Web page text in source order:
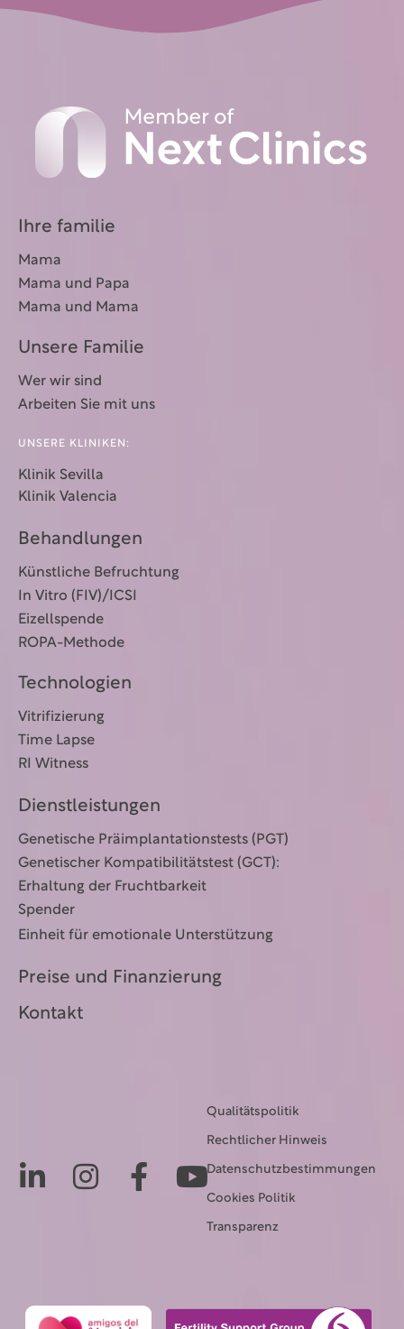
Ihre familie
Mama
Mama und Papa
Mama und Mama
Unsere Familie
Wer wir sind
Arbeiten Sie mit uns
UNSERE KLINIKEN:
Klinik Sevilla
Klinik Valencia
Behandlungen
Künstliche Befruchtung
In Vitro (FIV)/ICSI
Eizellspende
ROPA-Methode
Technologien
Vitrifizierung
Time Lapse
RI Witness
Dienstleistungen
Genetische Präimplantationstests (PGT)
Genetischer Kompatibilitätstest (GCT):
Erhaltung der Fruchtbarkeit
Spender
Einheit für emotionale Unterstützung
Preise und Finanzierung
Kontakt
Qualitätspolitik
Rechtlicher Hinweis
Datenschutzbestimmungen
Cookies Politik
Transparenz